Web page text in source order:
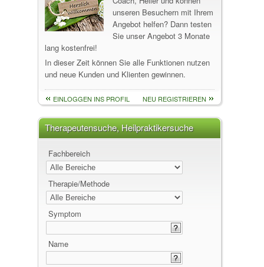
unseren Besuchern mit Ihrem
Angebot helfen? Dann testen
Sie unser Angebot 3 Monate
lang kostenfrei!
In dieser Zeit können Sie alle Funktionen nutzen
und neue Kunden und Klienten gewinnen.
EINLOGGEN INS PROFIL NEU REGISTRIEREN
Therapeutensuche, Heilpraktikersuche
Fachbereich
Therapie/Methode
Symptom
Name